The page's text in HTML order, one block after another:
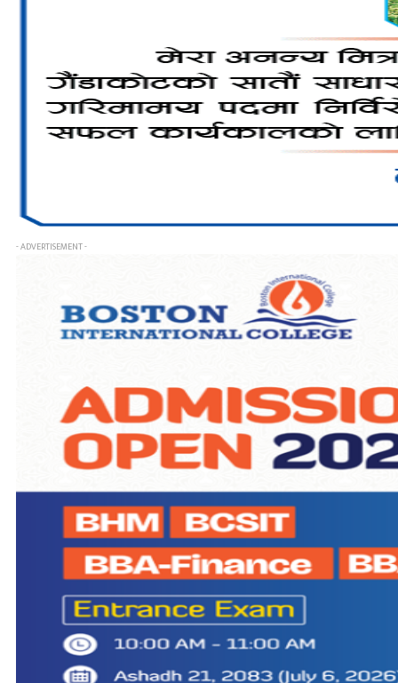
- ADVERTISEMENT -